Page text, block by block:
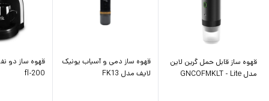
قهوه ساز قابل حمل گرین لاین
مدل GNCOFMKLT - Lite
قهوه ساز دمی و آسیاب یونیک
لایف مدل FK13
قهوه ساز دو
fl-200